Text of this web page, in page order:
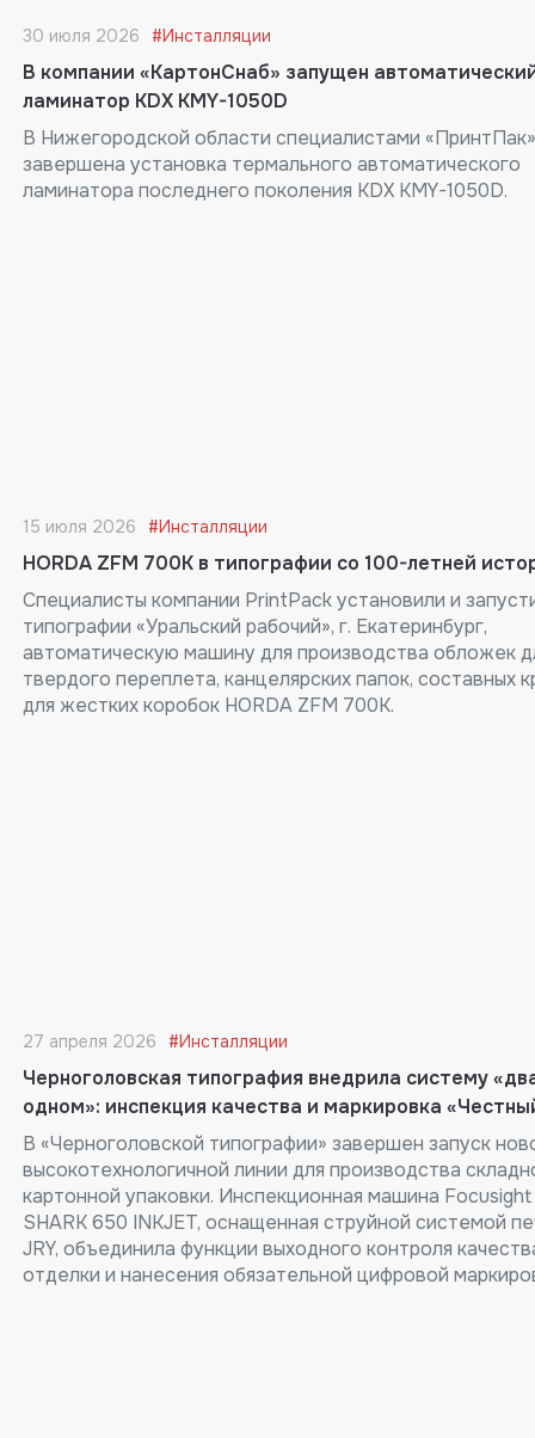
30 июля 2026 #Инсталляции
В компании «КартонСнаб» запущен
ламинатор KDX KMY-1050D
В Нижегородской области специалистами «ПринтПак»
завершена установка термального автоматического
ламинатора последнего поколения KDX KMY-1050D.
15 июля 2026 #Инсталляции
HORDA ZFM 700K в типографии со 100-летней
Специалисты компании PrintPack установили и
типографии «Уральский рабочий», г. Екатеринбург,
автоматическую машину для производства обложек
твердого переплета, канцелярских папок, составных
для жестких коробок HORDA ZFM 700K.
27 апреля 2026 #Инсталляции
Черноголовская типография внедрила систему
одном»: инспекция качества и маркировка
В «Черноголовской типографии» завершен запуск
высокотехнологичной линии для производства
картонной упаковки. Инспекционная машина
SHARK 650 INKJET, оснащенная струйной системой
JRY, объединила функции выходного контроля
отделки и нанесения обязательной цифровой